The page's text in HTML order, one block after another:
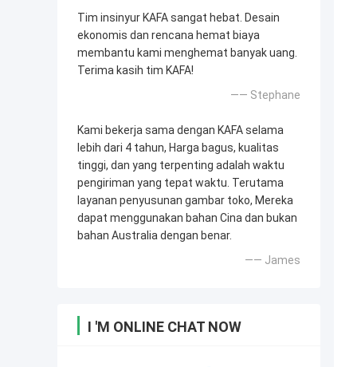
Tim insinyur KAFA sangat hebat. Desain
ekonomis dan rencana hemat biaya
membantu kami menghemat banyak uang.
Terima kasih tim KAFA!
—— Stephane
Kami bekerja sama dengan KAFA selama
lebih dari 4 tahun, Harga bagus, kualitas
tinggi, dan yang terpenting adalah waktu
pengiriman yang tepat waktu. Terutama
layanan penyusunan gambar toko, Mereka
dapat menggunakan bahan Cina dan bukan
bahan Australia dengan benar.
—— James
I 'M ONLINE CHAT NOW